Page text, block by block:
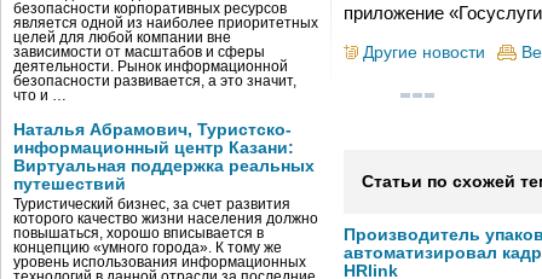
безопасности корпоративных ресурсов
является одной из наиболее приоритетных
целей для любой компании вне
зависимости от масштабов и сферы
деятельности. Рынок информационной
безопасности развивается, а это значит,
что и …
Наталья Абрамович, Туристско-
информационный центр Казани:
Виртуальная поддержка реальных
путешествий
Туристический бизнес, за счет развития
которого качество жизни населения должно
повышаться, хорошо вписывается в
концепцию «умного города». К тому же
уровень использования информационных
приложение
Другие новости
Статьи по схожей
Производитель
автоматизировал
HRlink